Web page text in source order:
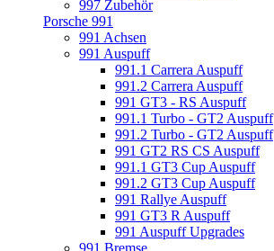
997 Zubehör
Porsche 991
991 Achsen
991 Auspuff
991.1 Carrera Auspuff
991.2 Carrera Auspuff
991 GT3 - RS Auspuff
991.1 Turbo - GT2 Auspuff
991.2 Turbo - GT2 Auspuff
991 GT2 RS CS Auspuff
991.1 GT3 Cup Auspuff
991.2 GT3 Cup Auspuff
991 Rallye Auspuff
991 GT3 R Auspuff
991 Auspuff Upgrades
991 Bremse